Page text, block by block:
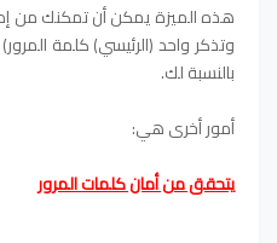
هذه الميزة يمكن أن تمكنك من
وتذكر واحد (الرئيسي) كلمة
بالنسبة لك.
أمور أخرى هي:
يتحقق من أمان كلمات المرور